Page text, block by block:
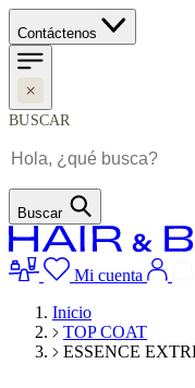
Contáctenos
BUSCAR
Buscar
Mi cuenta
Inicio
TOP COAT
ESSENCE